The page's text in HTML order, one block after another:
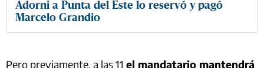
Adorni a Punta del Este lo reservó y pagó
Marcelo Grandio
Pero previamente, a las 11 el mandatario mantendrá